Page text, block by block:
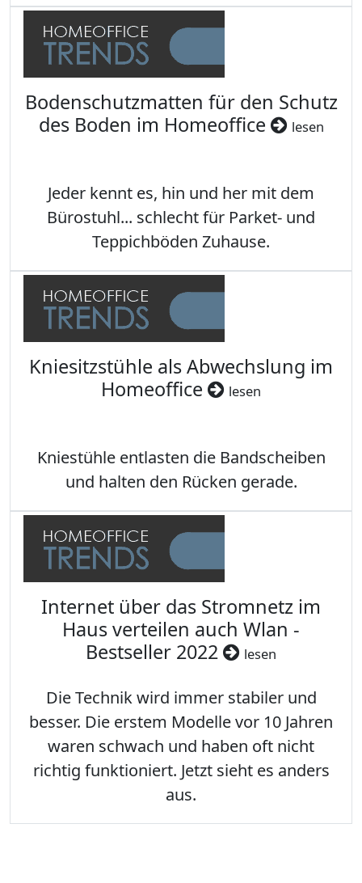
Bodenschutzmatten für den Schutz
des Boden im Homeoffice
lesen
Jeder kennt es, hin und her mit dem
Bürostuhl... schlecht für Parket- und
Teppichböden Zuhause.
Kniesitzstühle als Abwechslung im
Homeoffice
lesen
Kniestühle entlasten die Bandscheiben
und halten den Rücken gerade.
Internet über das Stromnetz im
Haus verteilen auch Wlan -
Bestseller 2022
lesen
Die Technik wird immer stabiler und
besser. Die erstem Modelle vor 10 Jahren
waren schwach und haben oft nicht
richtig funktioniert. Jetzt sieht es anders
aus.